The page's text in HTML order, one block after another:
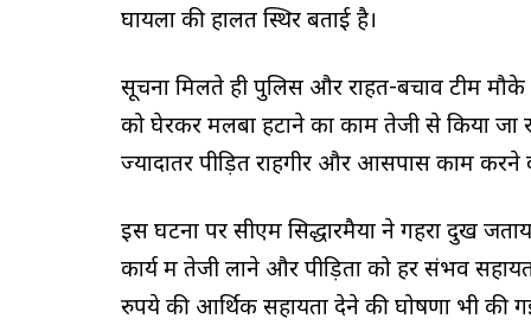
घायलों की हालत स्थिर बताई है।
सूचना मिलते ही पुलिस और राहत-बचाव टीमें
को घेरकर मलबा हटाने का काम तेजी से किया
ज्यादातर पीड़ित राहगीर और आसपास काम करने
इस घटना पर सीएम सिद्धारमैया ने गहरा दुख
कार्य में तेजी लाने और पीड़ितों को हर संभव
रुपये की आर्थिक सहायता देने की घोषणा भी की